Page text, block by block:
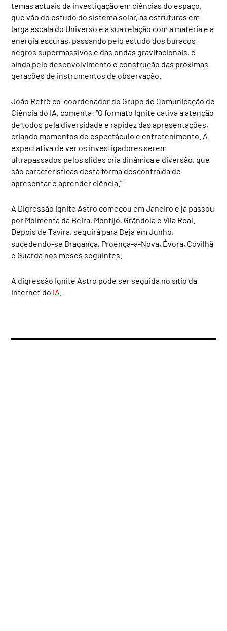
temas actuais da investigação em ciências do espaço,
que vão do estudo do sistema solar, às estruturas em
larga escala do Universo e a sua relação com a matéria e a
energia escuras, passando pelo estudo dos buracos
negros supermassivos e das ondas gravitacionais, e
ainda pelo desenvolvimento e construção das próximas
gerações de instrumentos de observação.
João Retrê co-coordenador do Grupo de Comunicação de
Ciência do IA, comenta: “O formato Ignite cativa a atenção
de todos pela diversidade e rapidez das apresentações,
criando momentos de espectáculo e entretenimento. A
expectativa de ver os investigadores serem
ultrapassados pelos slides cria dinâmica e diversão, que
são características desta forma descontraída de
apresentar e aprender ciência.”
A Digressão Ignite Astro começou em Janeiro e já passou
por Moimenta da Beira, Montijo, Grândola e Vila Real.
Depois de Tavira, seguirá para Beja em Junho,
sucedendo-se Bragança, Proença-a-Nova, Évora, Covilhã
e Guarda nos meses seguintes.
A digressão Ignite Astro pode ser seguida no sítio da
internet do IA